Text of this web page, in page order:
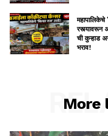
रस्त्यावरून
ची कुऱ्हाड
भराव!
More